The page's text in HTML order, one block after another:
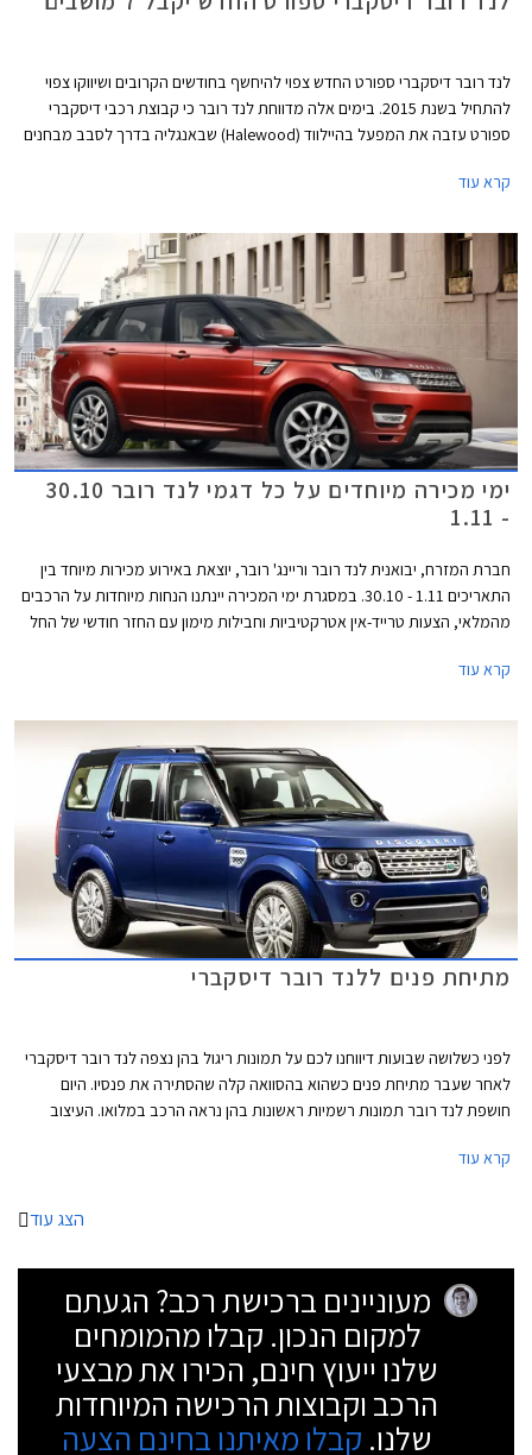
לנד רובר דיסקברי ספורט החדש צפוי להיחשף בחודשים הקרובים ושיווקו צפוי
להתחיל בשנת 2015. בימים אלה מדווחת לנד רובר כי קבוצת רכבי דיסקברי
ספורט עזבה את המפעל בהיילווד (Halewood) שבאנגליה בדרך לסבב מבחנים
שעוצבה על מנת לחשוף פרט נוסף אודות הרכב החדש - שורת מושבים שלישית
קרא עוד
ימי מכירה מיוחדים על כל דגמי לנד רובר 30.10
- 1.11
חברת המזרח, יבואנית לנד רובר וריינג' רובר, יוצאת באירוע מכירות מיוחד בין
התאריכים 1.11 - 30.10. במסגרת ימי המכירה יינתנו הנחות מיוחדות על הרכבים
מהמלאי, הצעות טרייד-אין אטרקטיביות וחבילות מימון עם החזר חודשי של החל
קרא עוד
מתיחת פנים ללנד רובר דיסקברי
לפני כשלושה שבועות דיווחנו לכם על תמונות ריגול בהן נצפה לנד רובר דיסקברי
לאחר שעבר מתיחת פנים כשהוא בהסוואה קלה שהסתירה את פנסיו. היום
חושפת לנד רובר תמונות רשמיות ראשונות בהן נראה הרכב במלואו. העיצוב
שהתרגלנו לראות בדגמים הקודמים של הדיסקברי.
קרא עוד
הצג עוד
מעוניינים ברכישת רכב? הגעתם
למקום הנכון. קבלו מהמומחים
שלנו ייעוץ חינם, הכירו את מבצעי
הרכב וקבוצות הרכישה המיוחדות
שלנו. קבלו מאיתנו בחינם הצעה